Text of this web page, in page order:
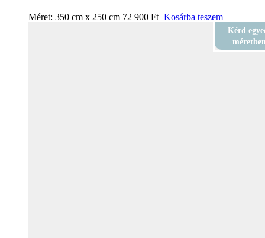
Méret: 350 cm x 250 cm 72 900 Ft Kosárba teszem
Kérd